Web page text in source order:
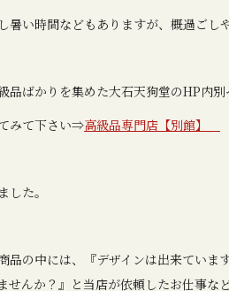
暑い時間などもありますが、概過ごし
品ばかりを集めた大石天狗堂のHP内別
みて下さい⇒高級品専門店【別館】
した。
品の中には、『デザインは出来てい
んか？』と当店が依頼したお仕事な